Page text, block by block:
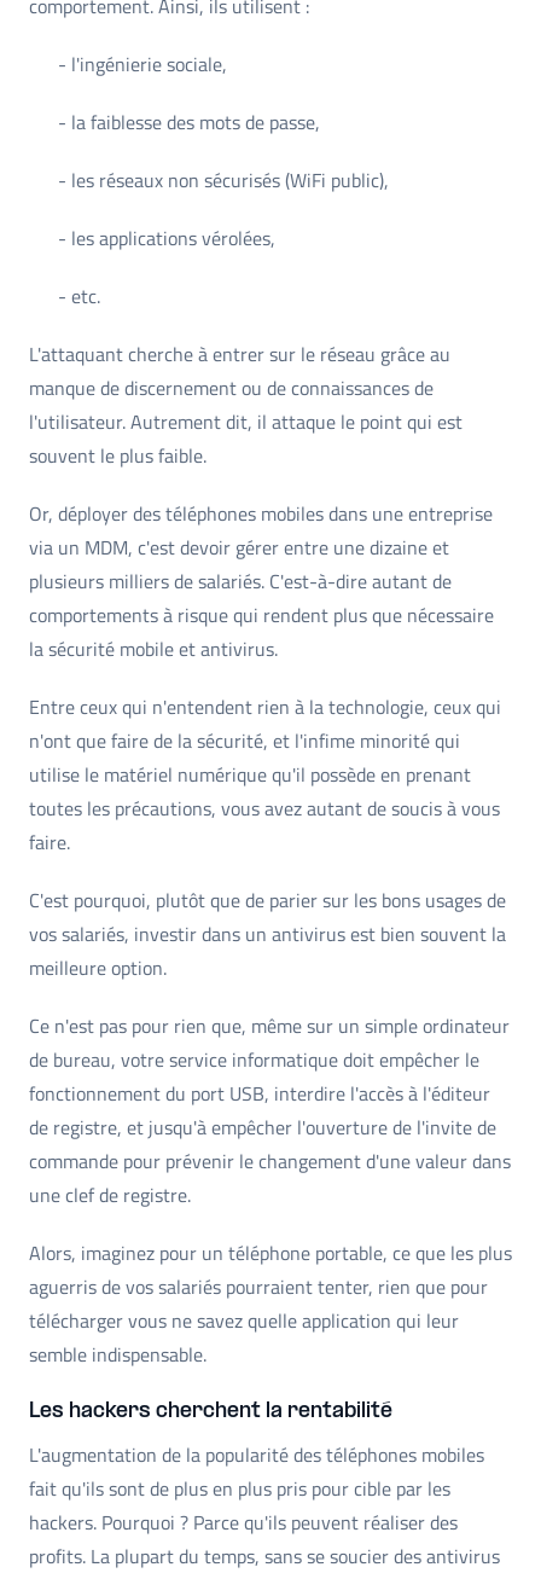
comportement. Ainsi, ils utilisent :
- l'ingénierie sociale,
- la faiblesse des mots de passe,
- les réseaux non sécurisés (WiFi public),
- les applications vérolées,
- etc.
L'attaquant cherche à entrer sur le réseau grâce au
manque de discernement ou de connaissances de
l'utilisateur. Autrement dit, il attaque le point qui est
souvent le plus faible.
Or, déployer des téléphones mobiles dans une entreprise
via un MDM, c'est devoir gérer entre une dizaine et
plusieurs milliers de salariés. C'est-à-dire autant de
comportements à risque qui rendent plus que nécessaire
la sécurité mobile et antivirus.
Entre ceux qui n'entendent rien à la technologie, ceux qui
n'ont que faire de la sécurité, et l'infime minorité qui
utilise le matériel numérique qu'il possède en prenant
toutes les précautions, vous avez autant de soucis à vous
faire.
C'est pourquoi, plutôt que de parier sur les bons usages de
vos salariés, investir dans un antivirus est bien souvent la
meilleure option.
Ce n'est pas pour rien que, même sur un simple ordinateur
de bureau, votre service informatique doit empêcher le
fonctionnement du port USB, interdire l'accès à l'éditeur
de registre, et jusqu'à empêcher l'ouverture de l'invite de
commande pour prévenir le changement d'une valeur dans
une clef de registre.
Alors, imaginez pour un téléphone portable, ce que les plus
aguerris de vos salariés pourraient tenter, rien que pour
télécharger vous ne savez quelle application qui leur
semble indispensable.
Les hackers cherchent la rentabilité
L'augmentation de la popularité des téléphones mobiles
fait qu'ils sont de plus en plus pris pour cible par les
hackers. Pourquoi ? Parce qu'ils peuvent réaliser des
profits. La plupart du temps, sans se soucier des antivirus